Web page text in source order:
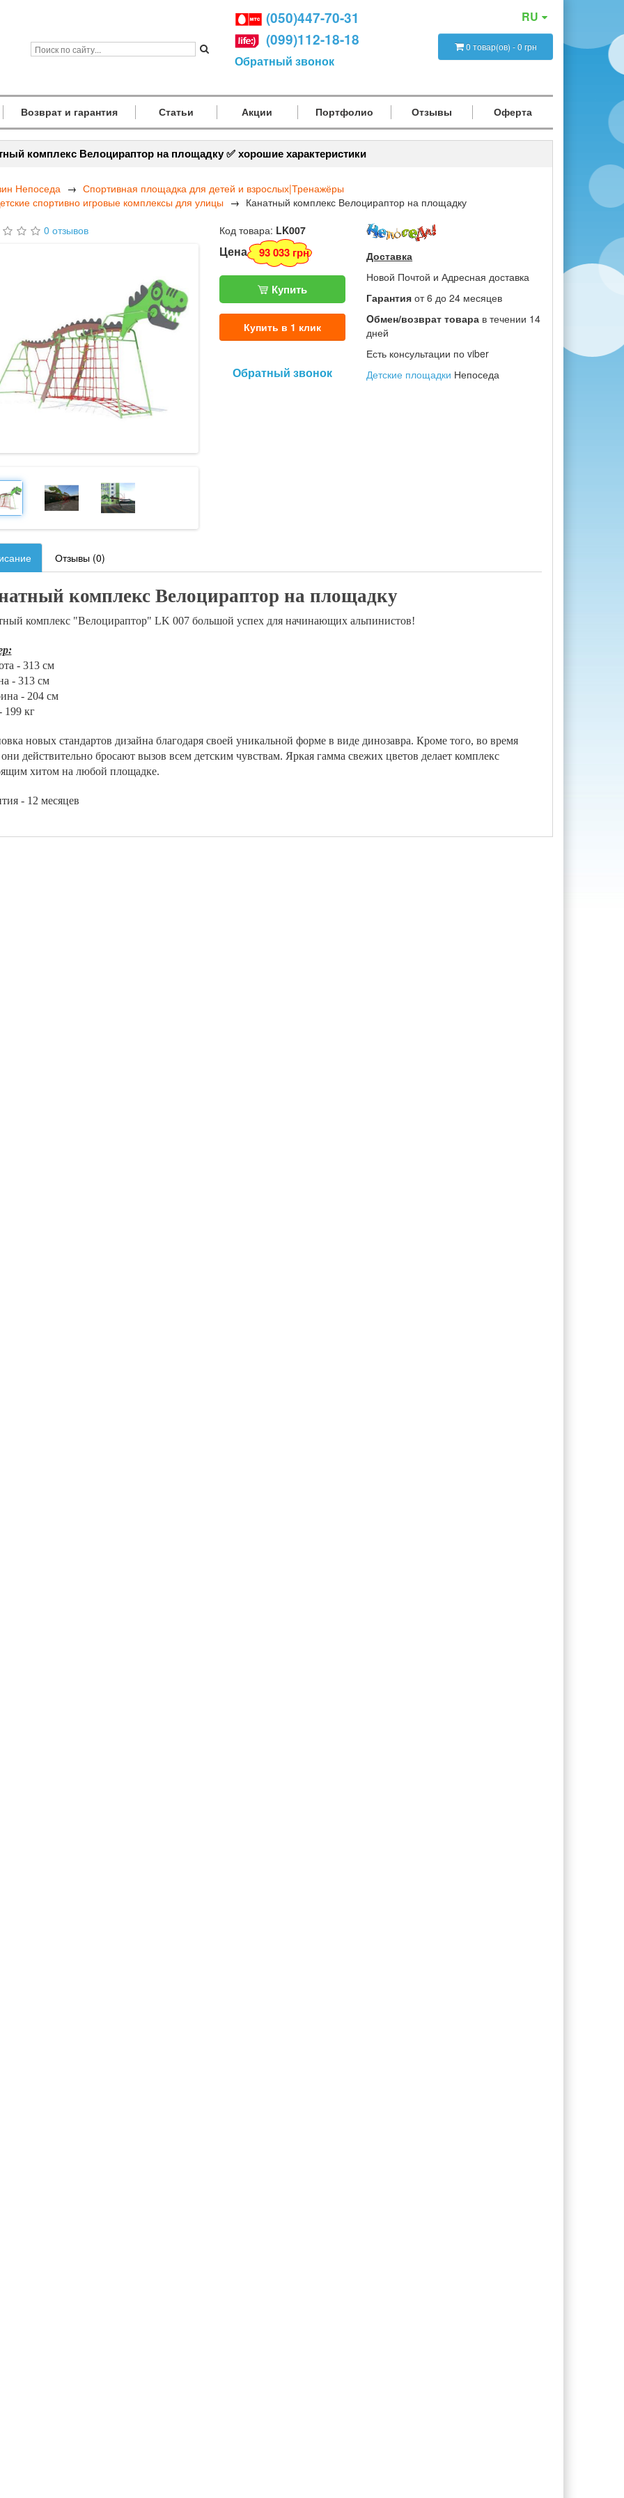
(050)447-70-31
(099)112-18-18
Обратный звонок
RU
0 товар(ов) - 0 грн
Возврат и гарантия Статьи Акции Портфолио Отзывы Оферта
комплекс Велоцираптор на площадку ✅ хорошие характеристики
Непоседа
Спортивная площадка для детей и взрослых|Тренажёры
спортивно игровые комплексы для улицы
Канатный комплекс Велоцираптор на площадку
0 отзывов
Код товара: LK007
Цена 93 033 грн
Купить
Купить в 1 клик
Обратный звонок
Доставка
Новой Почтой и Адресная доставка
Гарантия от 6 до 24 месяцев
Oбмен/возврат товара в течении 14
дней
Есть консультации по viber
Детские площадки Непоседа
Отзывы (0)
комплекс Велоцираптор на площадку
комплекс "Велоцираптор" LK 007 большой успех для начинающих альпинистов!
- 313 см
- 313 см
- 204 см
199 кг
новых стандартов дизайна благодаря своей уникальной форме в виде динозавра. Кроме того, во время
действительно бросают вызов всем детским чувствам. Яркая гамма свежих цветов делает комплекс
хитом на любой площадке.
- 12 месяцев